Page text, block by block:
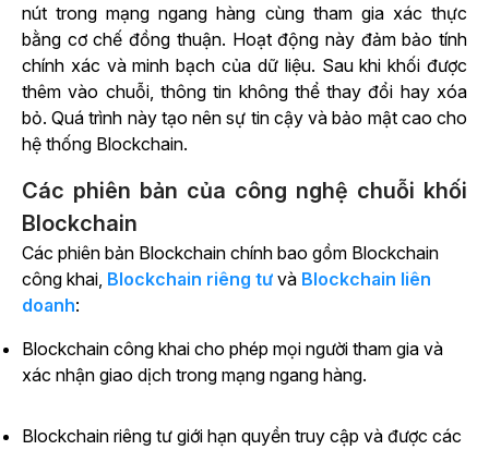
nút trong mạng ngang hàng cùng tham gia xác thực
bằng cơ chế đồng thuận. Hoạt động này đảm bảo tính
chính xác và minh bạch của dữ liệu. Sau khi khối được
thêm vào chuỗi, thông tin không thể thay đổi hay xóa
bỏ. Quá trình này tạo nên sự tin cậy và bảo mật cao cho
hệ thống Blockchain.
Các phiên bản của công nghệ chuỗi khối
Blockchain
Các phiên bản Blockchain chính bao gồm Blockchain
công khai, Blockchain riêng tư và Blockchain liên
doanh:
Blockchain công khai cho phép mọi người tham gia và
xác nhận giao dịch trong mạng ngang hàng.
Blockchain riêng tư giới hạn quyền truy cập và được các